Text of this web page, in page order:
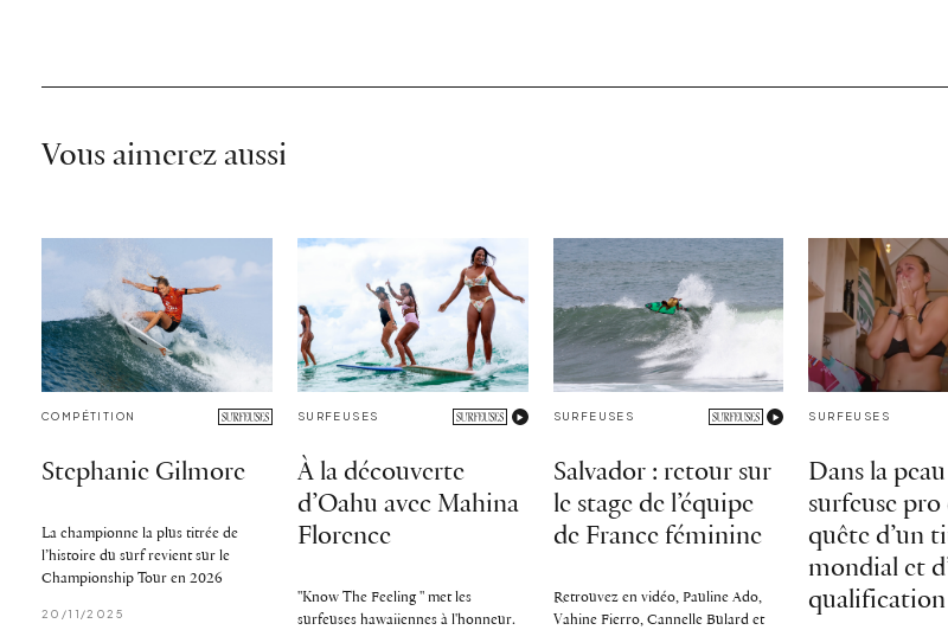
Vous aimerez aussi
COMPÉTITION
Stephanie Gilmore
La championne la plus titrée de
l’histoire du surf revient sur le
Championship Tour en 2026
20/11/2025
SURFEUSES
À la découverte
d’Oahu avec Mahina
Florence
"Know The Feeling " met les
surfeuses hawaiiennes à l'honneur.
SURFEUSES
Salvador : retour sur
le stage de l’équipe
de France féminine
Retrouvez en vidéo, Pauline Ado,
Vahine Fierro, Cannelle Bulard et
SURFEUSES
Dans la
surfeuse pro
quête d’un
mondial et
qualification